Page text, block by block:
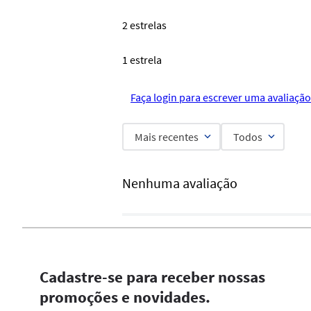
2 estrelas
1 estrela
Faça login para escrever uma
Mais recentes Todos
Nenhuma avaliação
Cadastre-se para receber nossas
promoções e novidades.